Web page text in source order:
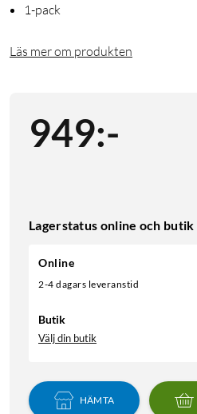
1-pack
Läs mer om produkten
949:-
Lagerstatus online och butik
Online
2-4 dagars leveranstid
Butik
Välj din butik
HÄMTA